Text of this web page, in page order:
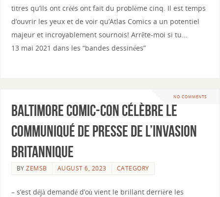
titres qu’ils ont créés ont fait du problème cinq. Il est temps
d’ouvrir les yeux et de voir qu’Atlas Comics a un potentiel
majeur et incroyablement sournois! Arrête-moi si tu…
13 mai 2021 dans les “bandes dessinées”
NO COMMENTS
Baltimore Comic-Con célèbre le
communiqué de presse de l’invasion
britannique
BYZEMSB AUGUST 6, 2023 CATEGORY
– s’est déjà demandé d’où vient le brillant derrière les